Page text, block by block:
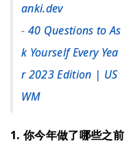
anki.dev
- 40 Questions to As
k Yourself Every Yea
r 2023 Edition | US
WM
1. 你今年做了哪些之前